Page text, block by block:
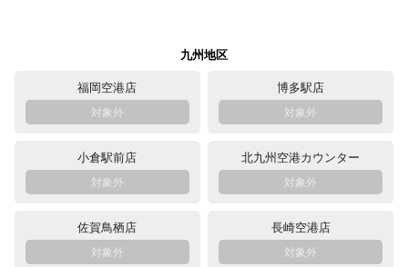
九州地区
福岡空港店 博多駅店
小倉駅前店 北九州空港カウンター
佐賀鳥栖店 長崎空港店